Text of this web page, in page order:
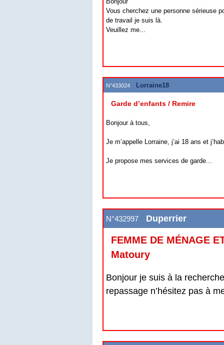
Vous cherchez une personne sérieuse
de travail je suis là.
Veuillez me...
N°433024 Lorraine18
Garde d’enfants / Remire
Bonjour à tous,
Je m’appelle Lorraine, j’ai 18 ans et
Je propose mes services de garde...
N°432997 Duperrier
FEMME DE MÉNAGE
Matoury
Bonjour je suis à la
repassage n’hésitez pas à